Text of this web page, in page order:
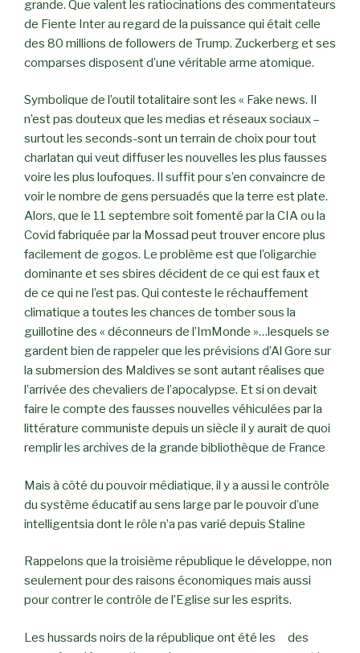
grande. Que valent les ratiocinations des commentateurs
de Fiente Inter au regard de la puissance qui était celle
des 80 millions de followers de Trump. Zuckerberg et ses
comparses disposent d’une véritable arme atomique.
Symbolique de l’outil totalitaire sont les « Fake news. Il
n’est pas douteux que les medias et réseaux sociaux –
surtout les seconds-sont un terrain de choix pour tout
charlatan qui veut diffuser les nouvelles les plus fausses
voire les plus loufoques. Il suffit pour s’en convaincre de
voir le nombre de gens persuadés que la terre est plate.
Alors, que le 11 septembre soit fomenté par la CIA ou la
Covid fabriquée par la Mossad peut trouver encore plus
facilement de gogos. Le problème est que l’oligarchie
dominante et ses sbires décident de ce qui est faux et
de ce qui ne l’est pas. Qui conteste le réchauffement
climatique a toutes les chances de tomber sous la
guillotine des « déconneurs de l’ImMonde »…lesquels se
gardent bien de rappeler que les prévisions d’Al Gore sur
la submersion des Maldives se sont autant réalises que
l’arrivée des chevaliers de l’apocalypse. Et si on devait
faire le compte des fausses nouvelles véhiculées par la
littérature communiste depuis un siècle il y aurait de quoi
remplir les archives de la grande bibliothèque de France
Mais à côté du pouvoir médiatique, il y a aussi le contrôle
du système éducatif au sens large par le pouvoir d’une
intelligentsia dont le rôle n’a pas varié depuis Staline
Rappelons que la troisième république le développe, non
seulement pour des raisons économiques mais aussi
pour contrer le contrôle de l’Eglise sur les esprits.
Les hussards noirs de la république ont été les des